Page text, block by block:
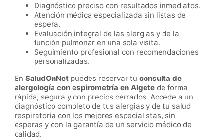
Diagnóstico preciso con resultados inmediatos.
Atención médica especializada sin listas de
espera.
Evaluación integral de las alergias y de la
función pulmonar en una sola visita.
Seguimiento profesional con recomendaciones
personalizadas.
En SaludOnNet puedes reservar tu consulta de
alergología con espirometría en Algete de forma
rápida, segura y con precios cerrados. Accede a un
diagnóstico completo de tus alergias y de tu salud
respiratoria con los mejores especialistas, sin
esperas y con la garantía de un servicio médico de
calidad.